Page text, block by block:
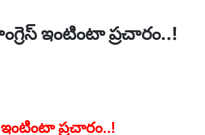
ఇంటింటా ప్రచారం..!
ప్రచారం..!